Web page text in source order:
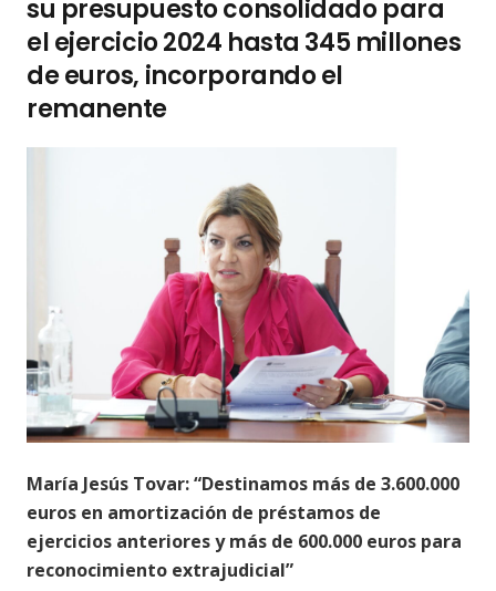
su presupuesto consolidado para
el ejercicio 2024 hasta 345 millones
de euros, incorporando el
remanente
María Jesús Tovar: “Destinamos más de 3.600.000
euros en amortización de préstamos de
ejercicios anteriores y más de 600.000 euros para
reconocimiento extrajudicial”